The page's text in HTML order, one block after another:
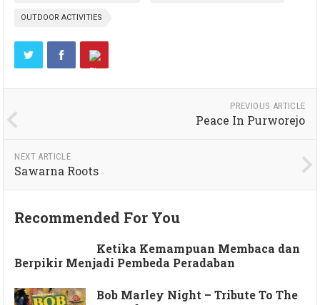
OUTDOOR ACTIVITIES
PREVIOUS ARTICLE
Peace In Purworejo
NEXT ARTICLE
Sawarna Roots
Recommended For You
Ketika Kemampuan Membaca dan
Berpikir Menjadi Pembeda Peradaban
Bob Marley Night – Tribute To The